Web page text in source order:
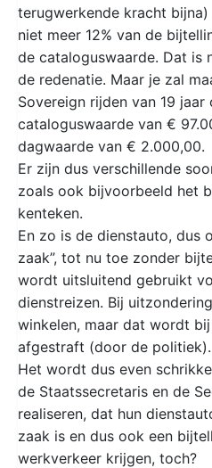
terugwerkende kracht
niet meer 12% van de
de cataloguswaarde. Dat is
de redenatie. Maar je zal
Sovereign rijden van 19 jaar
cataloguswaarde van €
dagwaarde van € 2.000,00.
Er zijn dus verschillende
zoals ook bijvoorbeeld het
kenteken.
En zo is de dienstauto, dus
zaak”, tot nu toe zonder
wordt uitsluitend gebruikt
dienstreizen. Bij
winkelen, maar dat wordt
afgestraft (door de politiek).
Het wordt dus even
de Staatssecretaris en de
realiseren, dat hun
zaak is en dus ook een
werkverkeer krijgen, toch?